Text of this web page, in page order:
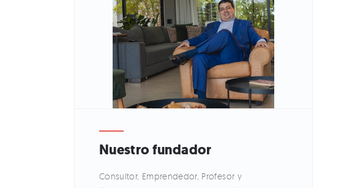
Nuestro fundador
Consultor, Emprendedor, Profesor y